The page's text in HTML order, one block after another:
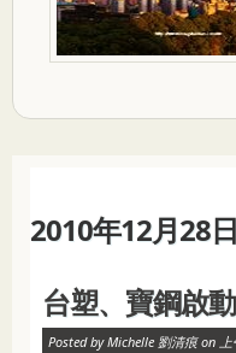
2010年12月28日
台塑、寶鋼啟
Posted by Michelle 劉清痕 on 上